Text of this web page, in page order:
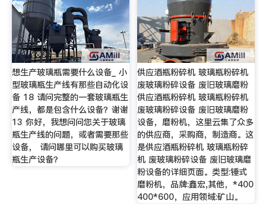
想生产玻璃瓶需要什么设备_ 小
型玻璃瓶生产线有那些自动化设
备 18 请问完整的一套玻璃瓶生
产线，都是包含什么设备？谢谢
13 你好，我想问问您关于玻璃
瓶生产线的问题，或者需要那些
设备， 请问哪里可以购买玻璃
瓶生产设备？
供应酒瓶粉碎机 玻璃瓶粉碎机
废玻璃粉碎设备 废旧玻璃磨粉
供应酒瓶粉碎机 玻璃瓶粉碎机
废玻璃粉碎设备 废旧玻璃磨粉
设备，磨粉机，这里云集了众多
的供应商，采购商，制造商。这
是供应酒瓶粉碎机 玻璃瓶粉碎
机 废玻璃粉碎设备 废旧玻璃磨
粉设备的详细页面。类型:锤式
磨粉机，品牌:鑫宏,其他，*400
400*600，应用领域:矿山。